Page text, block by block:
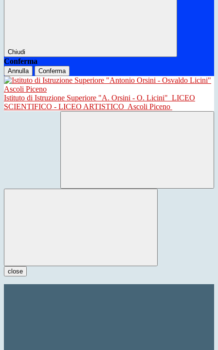
Chiudi
Conferma
Annulla Conferma
Istituto di Istruzione Superiore "A. Orsini - O. Licini" LICEO
SCIENTIFICO - LICEO ARTISTICO Ascoli Piceno
close